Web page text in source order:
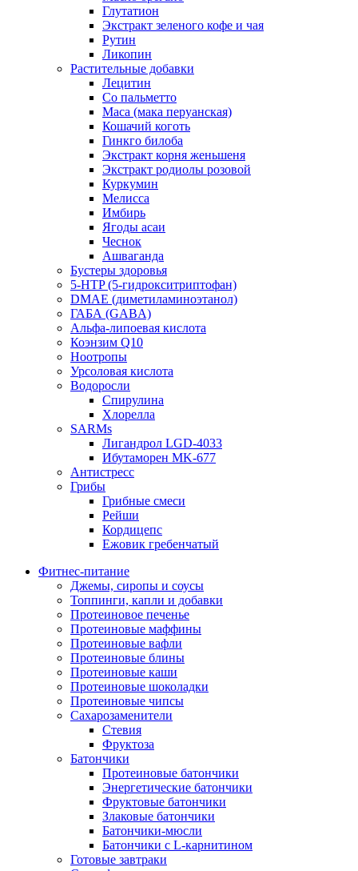
Глутатион
Экстракт зеленого кофе и чая
Рутин
Ликопин
Растительные добавки
Лецитин
Со пальметто
Maca (мака перуанская)
Кошачий коготь
Гинкго билоба
Экстракт корня женьшеня
Экстракт родиолы розовой
Куркумин
Мелисса
Имбирь
Ягоды асаи
Чеснок
Ашваганда
Бустеры здоровья
5-HTP (5-гидрокситриптофан)
DMAE (диметиламиноэтанол)
ГАБА (GABA)
Альфа-липоевая кислота
Коэнзим Q10
Ноотропы
Урсоловая кислота
Водоросли
Спирулина
Хлорелла
SARMs
Лигандрол LGD-4033
Ибутаморен MK-677
Антистресс
Грибы
Грибные смеси
Рейши
Кордицепс
Ежовик гребенчатый
Фитнес-питание
Джемы, сиропы и соусы
Топпинги, капли и добавки
Протеиновое печенье
Протеиновые маффины
Протеиновые вафли
Протеиновые блины
Протеиновые каши
Протеиновые шоколадки
Протеиновые чипсы
Сахарозаменители
Стевия
Фруктоза
Батончики
Протеиновые батончики
Энергетические батончики
Фруктовые батончики
Злаковые батончики
Батончики-мюсли
Батончики с L-карнитином
Готовые завтраки